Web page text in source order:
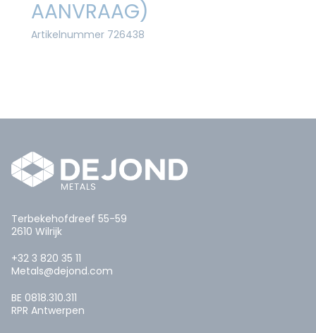
AANVRAAG)
Artikelnummer 726438
Terbekehofdreef 55-59
2610 Wilrijk
+32 3 820 35 11
Metals@dejond.com
BE 0818.310.311
RPR Antwerpen